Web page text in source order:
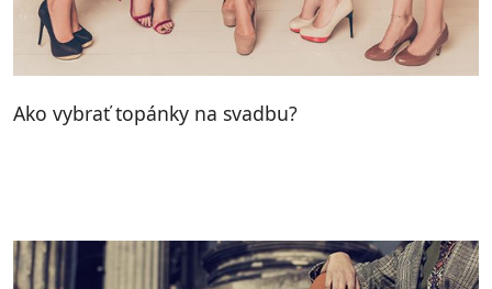
Ako vybrať topánky na svadbu?